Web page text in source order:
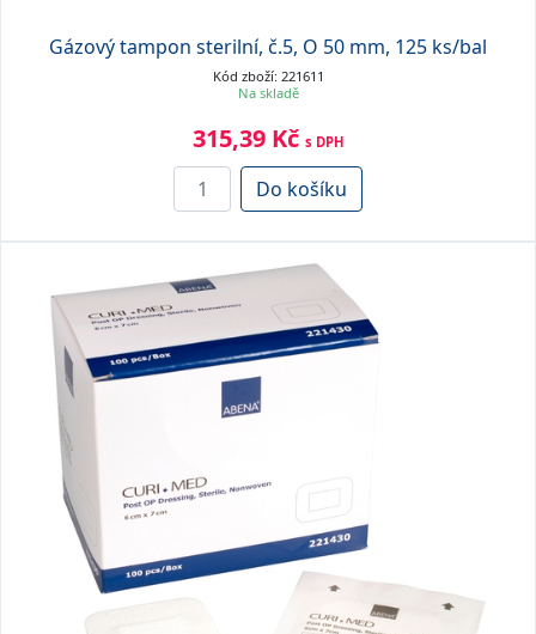
Gázový tampon sterilní, č.5, O 50 mm, 125 ks/bal
Kód zboží: 221611
Na skladě
315,39 Kč s DPH
Do košíku